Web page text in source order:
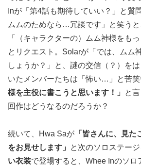
Inが「第4話も期待していい？」と質
ムムのためなら…冗談です」と笑う
「（キャラクターの）ムム神様をも
とリクエスト。Solarが「では、ムム
しょうか？」と、謎の交信（？）を
いたメンバーたちは「怖い…」と苦笑
様を主役に書こうと思います！」
と
回作はどうなるのだろうか？
続いて、Hwa Saが 「皆さんに、見
をお見せします」
と次のソロステージ
い衣装で登場すると、Whee Inのソロ